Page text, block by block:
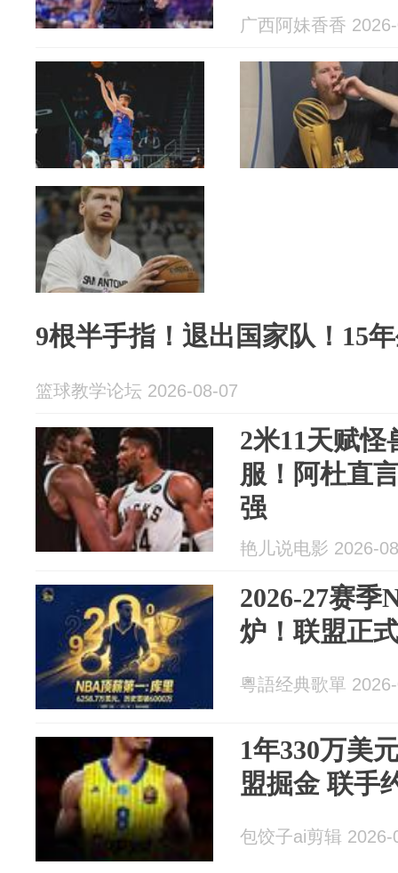
广西阿妹香香
9根半手指！退出国家队！15
篮球教学论坛 2026-08-07
2米11天赋
服！阿杜直
强
艳儿说电影 2026-
2026-27赛季
炉！联盟正
粵語经典歌單
1年330万美
盟掘金 联手
包饺子ai剪辑 2026-